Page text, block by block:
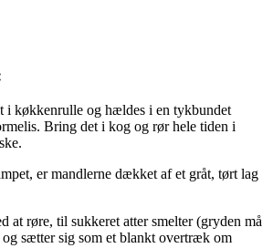
i køkkenrulle og hældes i en tykbundet
Bring det i kog og rør hele tiden i
er mandlerne dækket af et gråt, tørt lag
at røre, til sukkeret atter smelter (gryden må
sætter sig som et blankt overtræk om